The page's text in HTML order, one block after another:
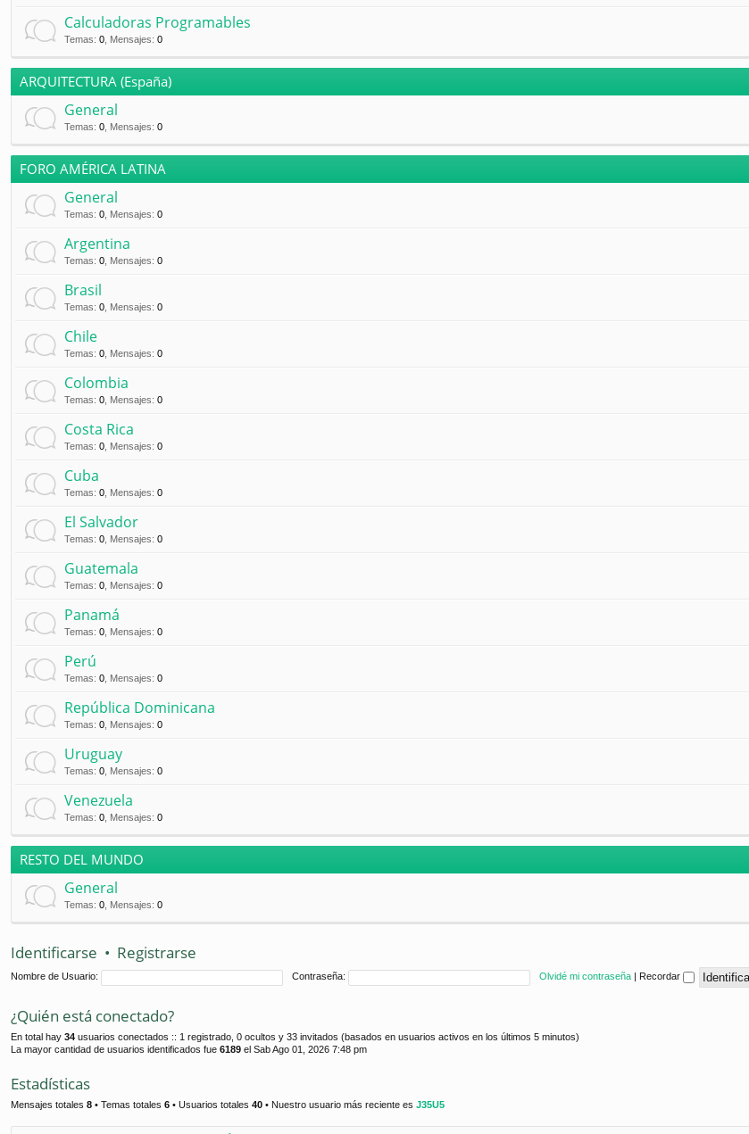
Calculadoras Programables
Temas: 0 Mensajes: 0
ARQUITECTURA (España)
General
Temas: 0 Mensajes: 0
FORO AMÉRICA LATINA
General
Temas: 0 Mensajes: 0
Argentina
Temas: 0 Mensajes: 0
Brasil
Temas: 0 Mensajes: 0
Chile
Temas: 0 Mensajes: 0
Colombia
Temas: 0 Mensajes: 0
Costa Rica
Temas: 0 Mensajes: 0
Cuba
Temas: 0 Mensajes: 0
El Salvador
Temas: 0 Mensajes: 0
Guatemala
Temas: 0 Mensajes: 0
Panamá
Temas: 0 Mensajes: 0
Perú
Temas: 0 Mensajes: 0
República Dominicana
Temas: 0 Mensajes: 0
Uruguay
Temas: 0 Mensajes: 0
Venezuela
Temas: 0 Mensajes: 0
RESTO DEL MUNDO
General
Temas: 0 Mensajes: 0
Identificarse • Registrarse
Nombre de Usuario: Contraseña: Olvidé mi contraseña Recordar
¿Quién está conectado?
En total hay 34 usuarios conectados :: 1 registrado, 0 ocultos y 33 invitados (basados en usuarios activos en los últimos 5 minutos)
La mayor cantidad de usuarios identificados fue 6189 el Sab Ago 01, 2026 7:48 pm
Estadísticas
Mensajes totales 8 • Temas totales 6 • Usuarios totales 40 • Nuestro usuario más reciente es J35U5